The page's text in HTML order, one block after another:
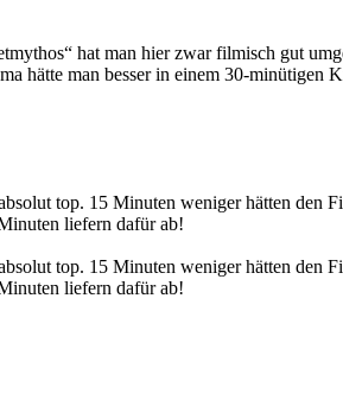
hat man hier zwar filmisch gut
hätte man besser in einem 30-
top. 15 Minuten weniger hätten den
liefern dafür ab!
top. 15 Minuten weniger hätten den
liefern dafür ab!